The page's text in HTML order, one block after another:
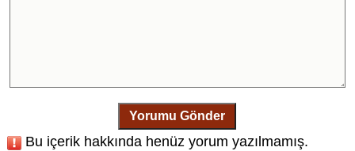
Yorumu Gönder
Bu içerik hakkında henüz yorum yazılmamış.